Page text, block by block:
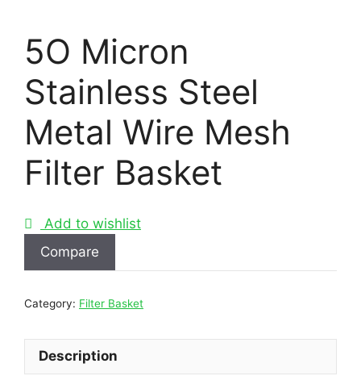
5O Micron
Stainless Steel
Metal Wire Mesh
Filter Basket
Add to wishlist
Compare
Category: Filter Basket
Description